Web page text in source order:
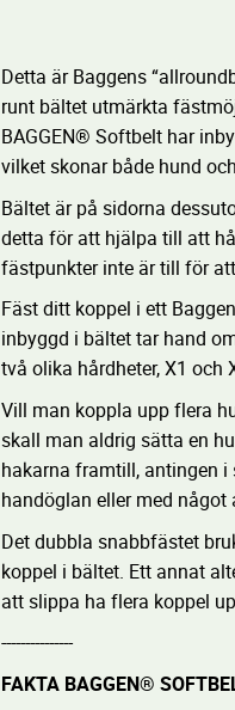
Detta är Baggens
runt bältet utmärkta
BAGGEN® Softbelt har
vilket skonar både hund
Bältet är på sidorna
detta för att hjälpa till att
fästpunkter inte är till för
Fäst ditt koppel i ett
inbyggd i bältet tar hand
två olika hårdheter, X1 och
Vill man koppla upp flera
skall man aldrig sätta en
hakarna framtill, antingen
handöglan eller med något
Det dubbla snabbfästet
koppel i bältet. Ett annat
att slippa ha flera koppel
---------------
FAKTA BAGGEN®